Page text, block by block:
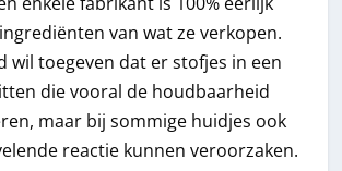
van wat ze verkopen.
wil toegeven dat er stofjes in een
die vooral de houdbaarheid
maar bij sommige huidjes ook
reactie kunnen veroorzaken.